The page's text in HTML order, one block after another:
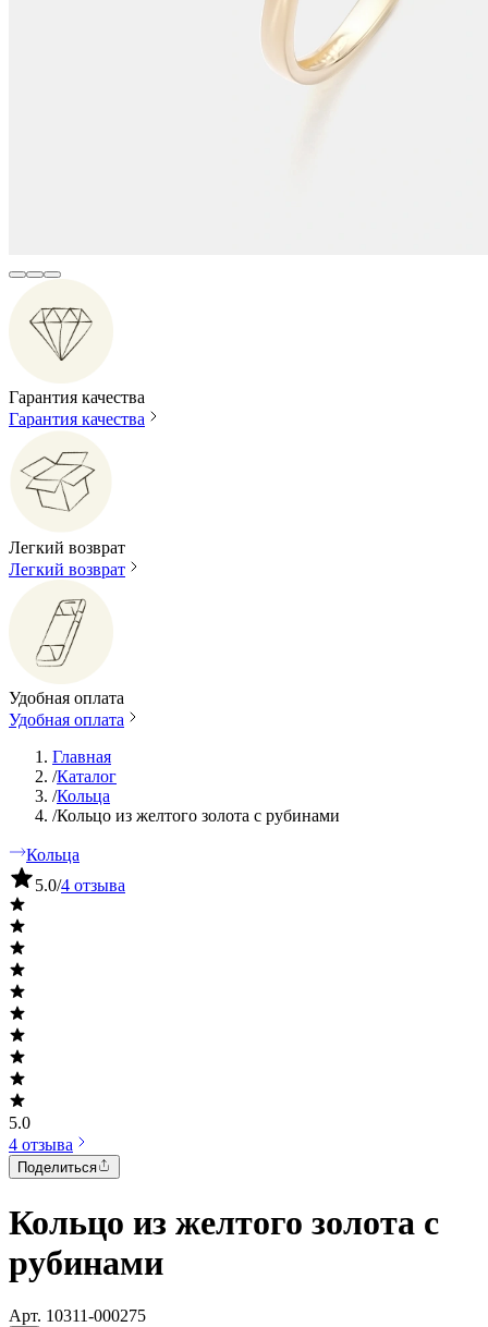
Гарантия качества
Гарантия качества
Легкий возврат
Легкий возврат
Удобная оплата
Удобная оплата
Главная
/Каталог
/Кольца
/Кольцо из желтого золота с рубинами
Кольца
5.0/4 отзыва
5.0
4 отзыва
Поделиться
Кольцо из желтого золота с
рубинами
Арт. 10311-000275